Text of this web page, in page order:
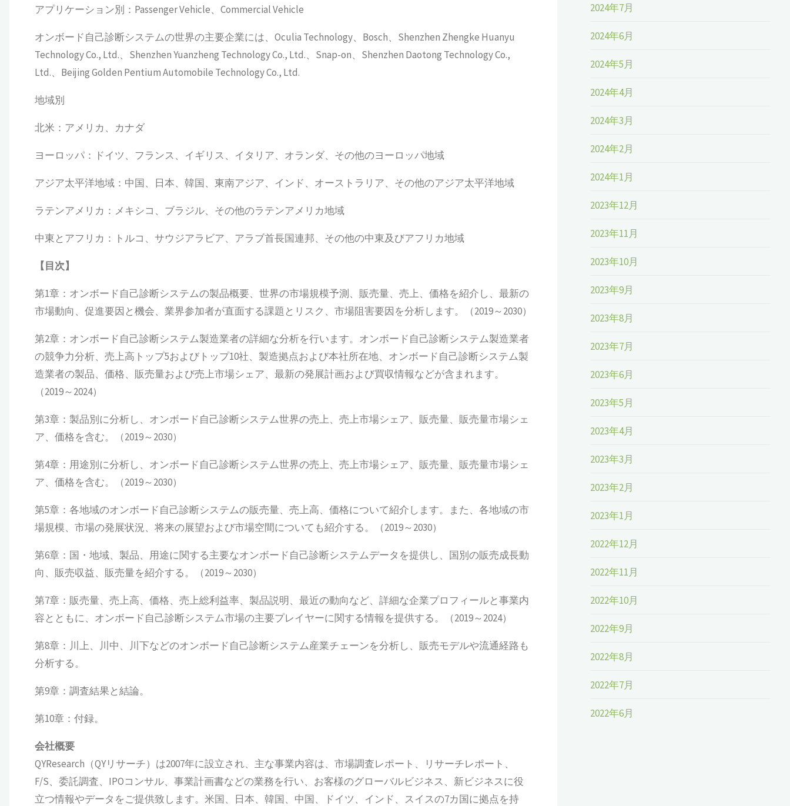
アプリケーション別：Passenger Vehicle、Commercial Vehicle
オンボード自己診断システムの世界の主要企業には、Oculia Technology、Bosch、Shenzhen Zhengke Huanyu
Technology Co., Ltd.、Shenzhen Yuanzheng Technology Co., Ltd.、Snap-on、Shenzhen Daotong Technology Co.,
Ltd.、Beijing Golden Pentium Automobile Technology Co., Ltd.
地域別
北米：アメリカ、カナダ
ヨーロッパ：ドイツ、フランス、イギリス、イタリア、オランダ、その他のヨーロッパ地域
アジア太平洋地域：中国、日本、韓国、東南アジア、インド、オーストラリア、その他のアジア太平洋地域
ラテンアメリカ：メキシコ、ブラジル、その他のラテンアメリカ地域
中東とアフリカ：トルコ、サウジアラビア、アラブ首長国連邦、その他の中東及びアフリカ地域
【目次】
第1章：オンボード自己診断システムの製品概要、世界の市場規模予測、販売量、売上、価格を紹介し、最新の
市場動向、促進要因と機会、業界参加者が直面する課題とリスク、市場阻害要因を分析します。（2019～2030）
第2章：オンボード自己診断システム製造業者の詳細な分析を行います。オンボード自己診断システム製造業者
の競争力分析、売上高トップ5およびトップ10社、製造拠点および本社所在地、オンボード自己診断システム製
造業者の製品、価格、販売量および売上市場シェア、最新の発展計画および買収情報などが含まれます。
（2019～2024）
第3章：製品別に分析し、オンボード自己診断システム世界の売上、売上市場シェア、販売量、販売量市場シェ
ア、価格を含む。（2019～2030）
第4章：用途別に分析し、オンボード自己診断システム世界の売上、売上市場シェア、販売量、販売量市場シェ
ア、価格を含む。（2019～2030）
第5章：各地域のオンボード自己診断システムの販売量、売上高、価格について紹介します。また、各地域の市
場規模、市場の発展状況、将来の展望および市場空間についても紹介する。（2019～2030）
第6章：国・地域、製品、用途に関する主要なオンボード自己診断システムデータを提供し、国別の販売成長動
向、販売収益、販売量を紹介する。（2019～2030）
第7章：販売量、売上高、価格、売上総利益率、製品説明、最近の動向など、詳細な企業プロフィールと事業内
容とともに、オンボード自己診断システム市場の主要プレイヤーに関する情報を提供する。（2019～2024）
第8章：川上、川中、川下などのオンボード自己診断システム産業チェーンを分析し、販売モデルや流通経路も
分析する。
第9章：調査結果と結論。
第10章：付録。
会社概要
QYResearch（QYリサーチ）は2007年に設立され、主な事業内容は、市場調査レポート、リサーチレポート、
F/S、委託調査、IPOコンサル、事業計画書などの業務を行い、お客様のグローバルビジネス、新ビジネスに役
立つ情報やデータをご提供致します。米国、日本、韓国、中国、ドイツ、インド、スイスの7カ国に拠点を持
2024年7月
2024年6月
2024年5月
2024年4月
2024年3月
2024年2月
2024年1月
2023年12月
2023年11月
2023年10月
2023年9月
2023年8月
2023年7月
2023年6月
2023年5月
2023年4月
2023年3月
2023年2月
2023年1月
2022年12月
2022年11月
2022年10月
2022年9月
2022年8月
2022年7月
2022年6月